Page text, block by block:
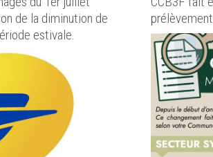
de la diminution de
estivale.